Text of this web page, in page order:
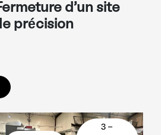
d'un site
précision
3 -